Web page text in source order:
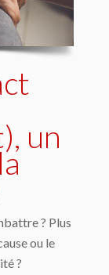
un
? Plus
ou le
?